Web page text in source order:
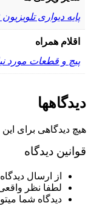
پایه دیواری تلویزیون 2 بازو
اقلام همراه
پیچ و قطعات مورد
دیدگاهها
هیچ دیدگاهی برای
قوانین دیدگاه
از ارسال
لطفا نظر
دیدگاه شما